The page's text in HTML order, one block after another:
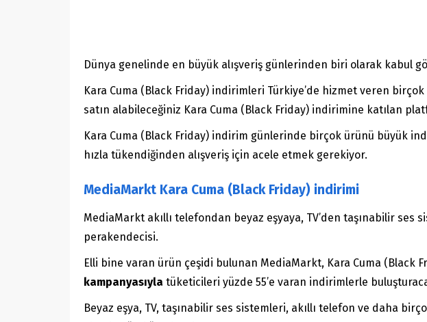
Dünya genelinde en büyük alışveriş günlerinden biri olarak kabul
Kara Cuma (Black Friday) indirimleri Türkiye’de hizmet veren
satın alabileceğiniz Kara Cuma (Black Friday) indirimine katılan
Kara Cuma (Black Friday) indirim günlerinde birçok ürünü büyük
hızla tükendiğinden alışveriş için acele etmek gerekiyor.
MediaMarkt Kara Cuma (Black Friday) indirimi
MediaMarkt akıllı telefondan beyaz eşyaya, TV’den taşınabilir
perakendecisi.
Elli bine varan ürün çeşidi bulunan MediaMarkt, Kara Cuma (Black
kampanyasıyla tüketicileri yüzde 55’e varan indirimlerle
Beyaz eşya, TV, taşınabilir ses sistemleri, akıllı telefon ve daha